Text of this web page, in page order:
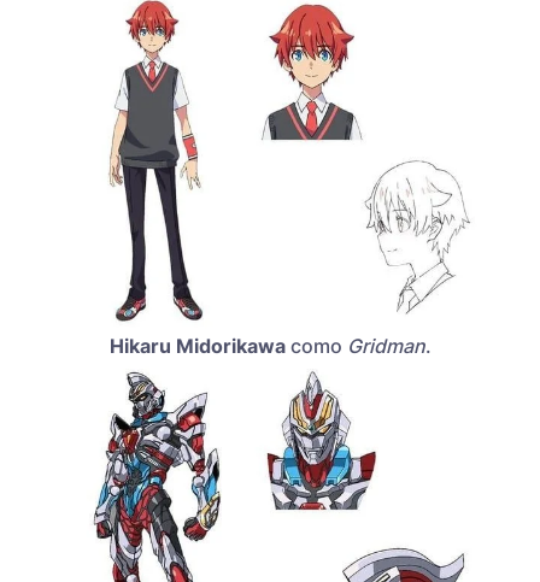
Hikaru Midorikawacomo Gridman.